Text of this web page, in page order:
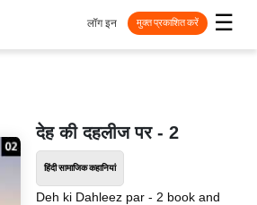
☰
लॉग इन मुक्त प्रकाशित करें
देह की दहलीज पर - 2
हिंदी सामाजिक कहानियां
Deh ki Dahleez par - 2 book and